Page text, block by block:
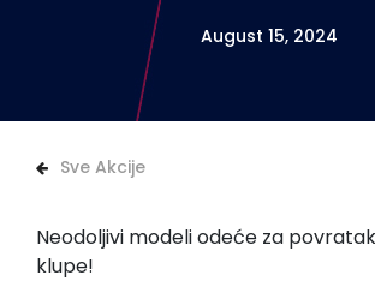
August 15, 2024
Sve Akcije
Neodoljivi modeli odeće za
klupe!